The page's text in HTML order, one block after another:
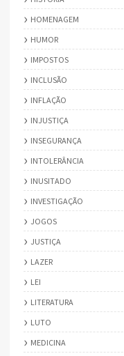
HOMENAGEM
HUMOR
IMPOSTOS
INCLUSÃO
INFLAÇÃO
INJUSTIÇA
INSEGURANÇA
INTOLERÂNCIA
INUSITADO
INVESTIGAÇÃO
JOGOS
JUSTIÇA
LAZER
LEI
LITERATURA
LUTO
MEDICINA